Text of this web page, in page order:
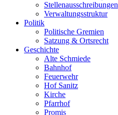
Stellenausschreibungen
Verwaltungsstruktur
Politik
Politische Gremien
Satzung & Ortsrecht
Geschichte
Alte Schmiede
Bahnhof
Feuerwehr
Hof Sanitz
Kirche
Pfarrhof
Promis